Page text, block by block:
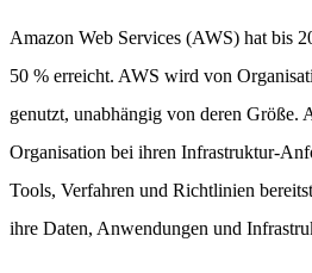
Amazon Web Services (AWS) hat bis
50 % erreicht. AWS wird von
genutzt, unabhängig von deren Größe.
Organisation bei ihren Infrastruktur-
Tools, Verfahren und Richtlinien
ihre Daten, Anwendungen und